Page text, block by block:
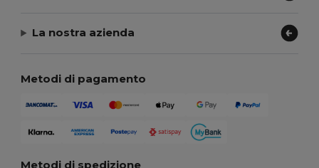
La nostra azienda
Metodi di pagamento
Metodi di spedizione